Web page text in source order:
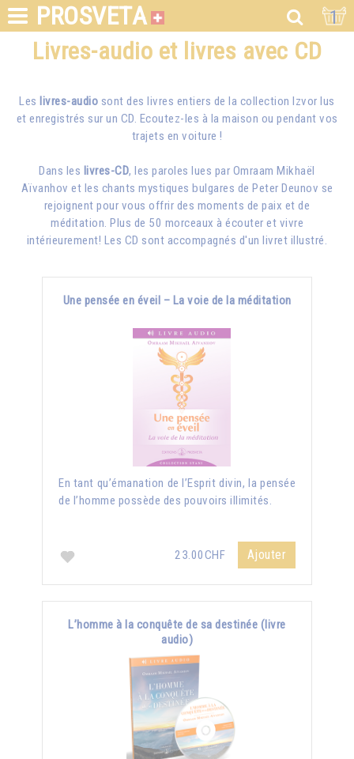
PROSVETA 1
Livres-audio et livres avec CD
Les livres-audio sont des livres entiers de la collection Izvor lus
et enregistrés sur un CD. Ecoutez-les à la maison ou pendant vos
trajets en voiture !
Dans les livres-CD, les paroles lues par Omraam Mikhaël
Aïvanhov et les chants mystiques bulgares de Peter Deunov se
rejoignent pour vous offrir des moments de paix et de
méditation. Plus de 50 morceaux à écouter et vivre
intérieurement! Les CD sont accompagnés d'un livret illustré.
Une pensée en éveil – La voie de la méditation
En tant qu’émanation de l’Esprit divin, la pensée
de l’homme possède des pouvoirs illimités.
23.00CHF Ajouter
L’homme à la conquête de sa destinée (livre
audio)